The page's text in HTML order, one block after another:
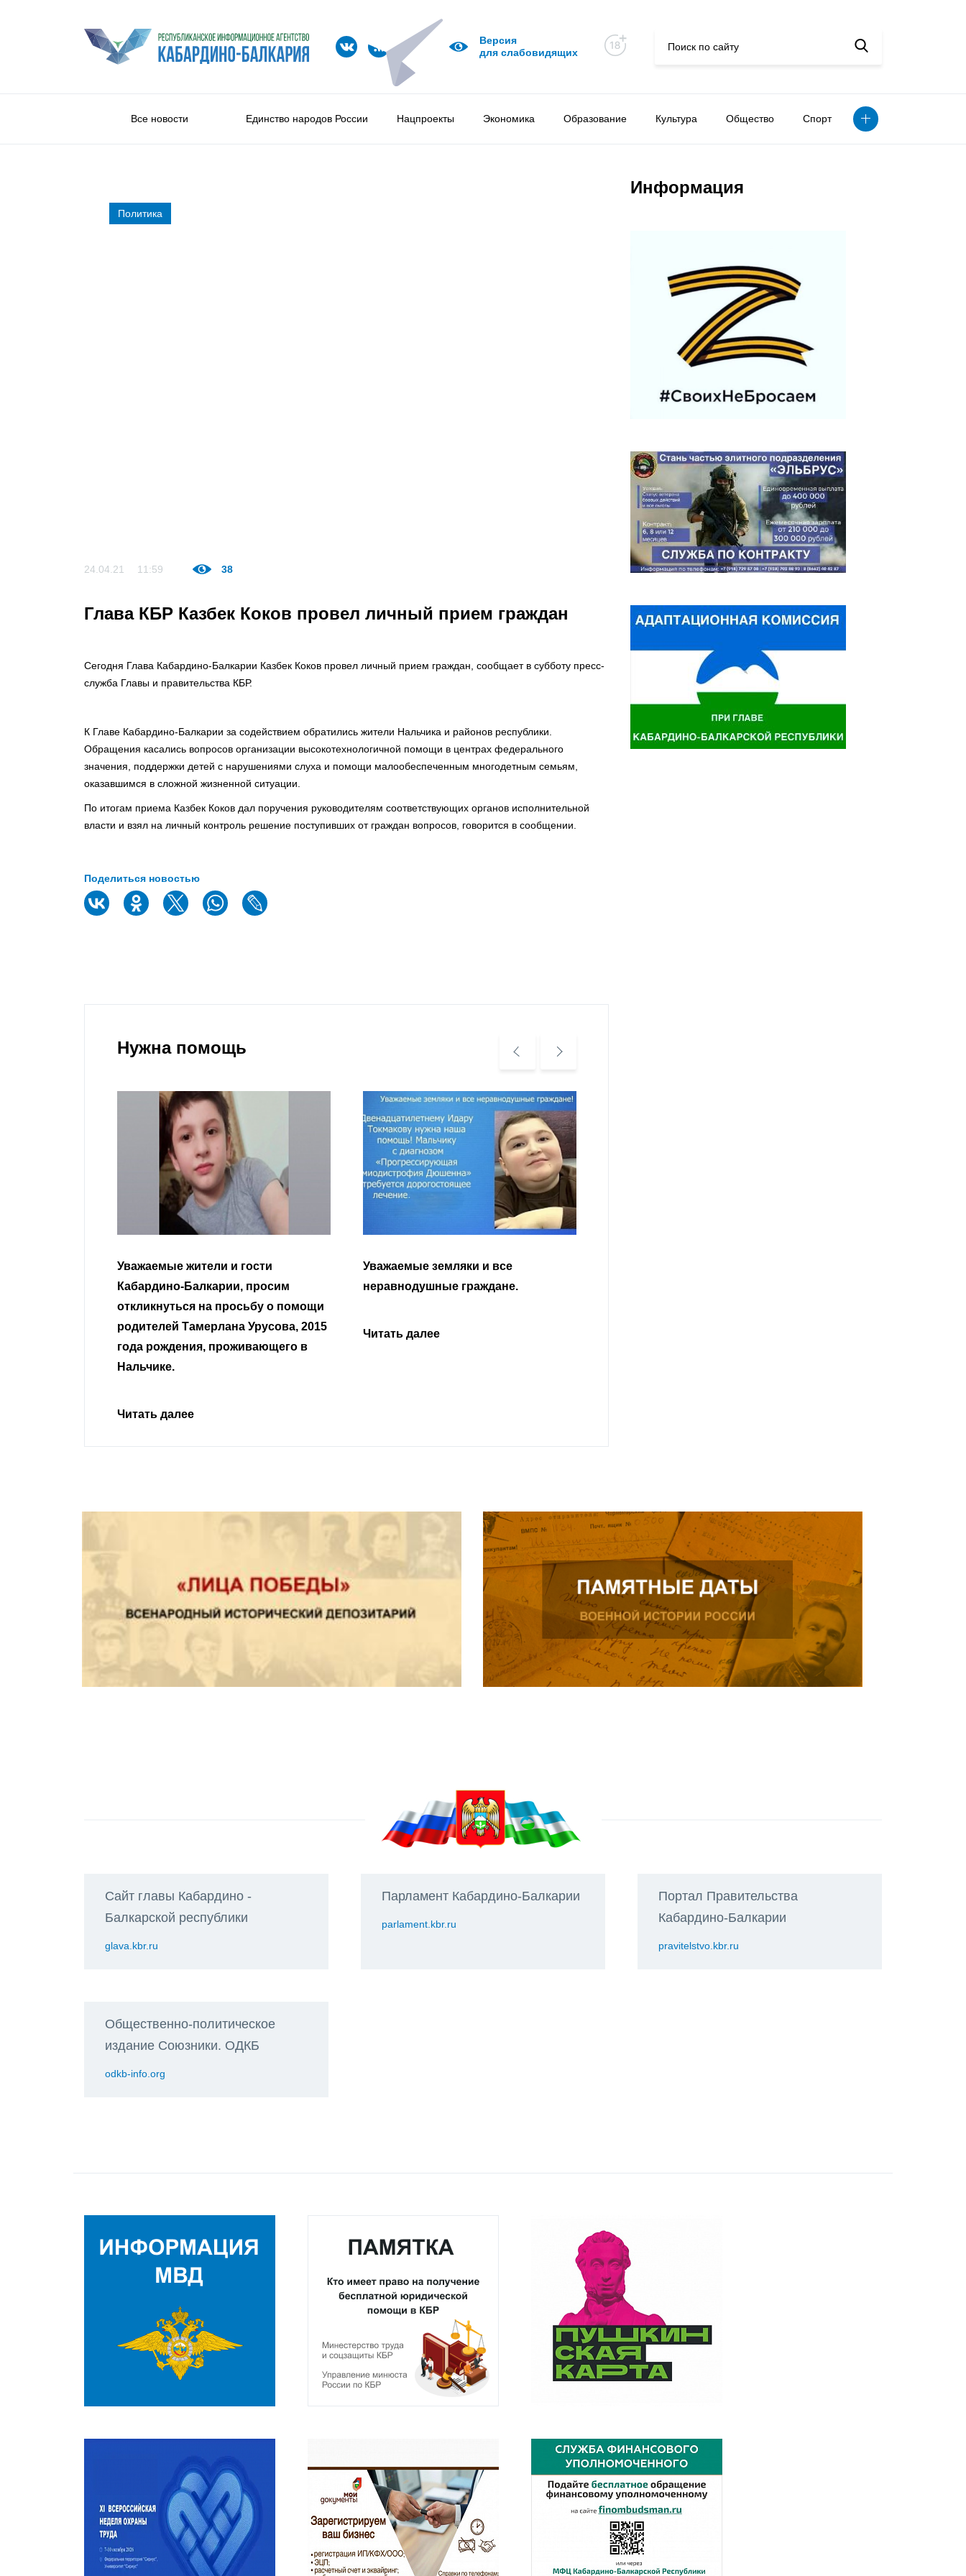
Версия
для слабовидящих
Все новости Единство народов России Нацпроекты Экономика Образование Культура Общество Спорт
Политика
24.04.21 11:59 38
Глава КБР Казбек Коков провел личный прием граждан
Сегодня Глава Кабардино-Балкарии Казбек Коков провел личный прием граждан, сообщает в субботу пресс-
служба Главы и правительства КБР.
К Главе Кабардино-Балкарии за содействием обратились жители Нальчика и районов республики.
Обращения касались вопросов организации высокотехнологичной помощи в центрах федерального
значения, поддержки детей с нарушениями слуха и помощи малообеспеченным многодетным семьям,
оказавшимся в сложной жизненной ситуации.
По итогам приема Казбек Коков дал поручения руководителям соответствующих органов исполнительной
власти и взял на личный контроль решение поступивших от граждан вопросов, говорится в сообщении.
Поделиться новостью
Информация
Нужна помощь
Уважаемые земляки и все
неравнодушные граждане.
Читать далее
Читать далее
Сайт главы Кабардино -
Балкарской республики
glava.kbr.ru
Парламент Кабардино-Балкарии
parlament.kbr.ru
Портал Правительства
Кабардино-Балкарии
pravitelstvo.kbr.ru
Общественно-политическое
издание Союзники. ОДКБ
odkb-info.org